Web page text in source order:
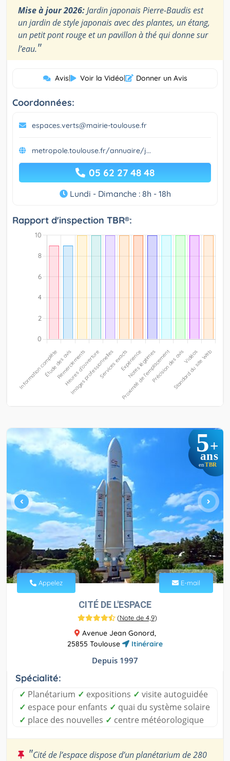
Mise à jour 2026:Jardin japonais Pierre-Baudis est
un jardin de style japonais avec des plantes, un étang,
un petit pont rouge et un pavillon à thé qui donne sur
l’eau."
Avis| Voir la Vidéo| Donner un Avis
Coordonnées:
espaces.verts@mairie-toulouse.fr
metropole.toulouse.fr/annuaire/j...
05 62 27 48 48
Lundi - Dimanche : 8h - 18h
Rapport d'inspection TBR®:
5+
ans
en TBR
Appelez E-mail
CITÉ DE L'ESPACE
(Note de 4,9)
Avenue Jean Gonord,
25855 Toulouse
Itinéraire
Depuis 1997
Spécialité:
✓ Planétarium ✓ expositions ✓ visite autoguidée
✓ espace pour enfants ✓ quai du système solaire
✓ place des nouvelles ✓ centre météorologique
"Cité de l’espace dispose d’un planétarium de 280